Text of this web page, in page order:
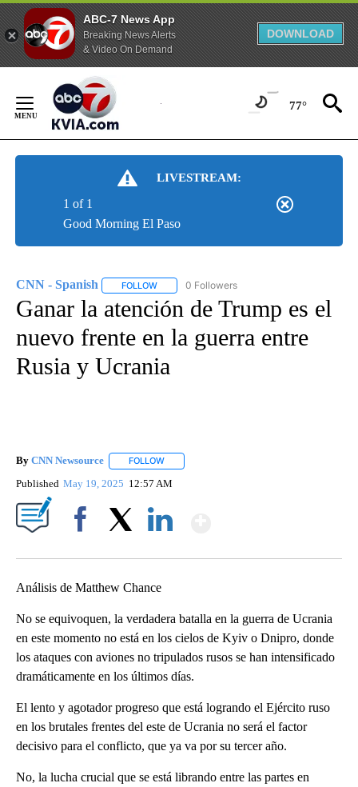
ABC-7 News App
Breaking News Alerts
& Video On Demand
DOWNLOAD
Content
77°
LIVESTREAM:
Good Morning El Paso
1 of 1
CNN - Spanish FOLLOW FOLLOW "CNN - SPANISH" TO RECEIVE
0 Followers
Ganar la atención de Trump es el
nuevo frente en la guerra entre
Rusia y Ucrania
By CNN Newsource FOLLOW
Published May 19, 2025 12:57 AM
Análisis de Matthew Chance
No se equivoquen, la verdadera batalla en la guerra de Ucrania
en este momento no está en los cielos de Kyiv o Dnipro, donde
los ataques con aviones no tripulados rusos se han intensificado
dramáticamente en los últimos días.
El lento y agotador progreso que está logrando el Ejército ruso
en los brutales frentes del este de Ucrania no será el factor
decisivo para el conflicto, que ya va por su tercer año.
No, la lucha crucial que se está librando entre las partes en